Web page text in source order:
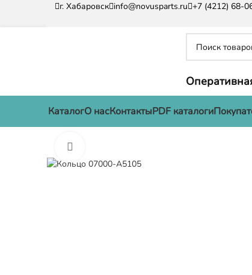
г. Хабаровск info@novusparts.ru +7 (4212) 68-
КаталогО насКонтактыPDF каталоги